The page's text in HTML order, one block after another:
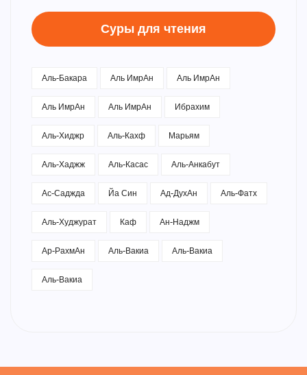
Суры для чтения
Аль-Бакара Аль ИмрАн
Аль ИмрАн
Аль ИмрАн
Аль ИмрАн
Ибрахим
Аль-Хиджр
Аль-Кахф
Марьям
Аль-Хаджж
Аль-Касас
Аль-Анкабут
Ас-Саджда
Йа Син Ад-ДухАн
Аль-Фатх
Аль-Худжурат
Каф
Ан-Наджм
Ар-РахмАн
Аль-Вакиа
Аль-Вакиа
Аль-Вакиа